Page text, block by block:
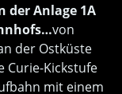
der Anlage 1A
von
der Ostküste
Curie-Kickstufe
mit einem